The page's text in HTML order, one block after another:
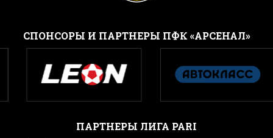
CПОНСОРЫ И ПАРТНЕРЫ ПФК «АРСЕНАЛ»
ПАРТНЕРЫ ЛИГА PARI